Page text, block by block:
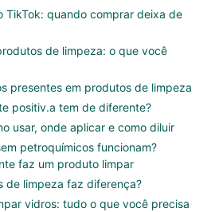
TikTok: quando comprar deixa de
de limpeza: o que você
presentes em produtos de limpeza
positiv.a tem de diferente?
usar, onde aplicar e como diluir
petroquímicos funcionam?
faz um produto limpar
de limpeza faz diferença?
vidros: tudo o que você precisa